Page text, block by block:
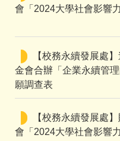
會「2024大學社會影響
【校務永續發展處
金會合辦「企業永續管
願調查表
【校務永續發展處
會「2024大學社會影響